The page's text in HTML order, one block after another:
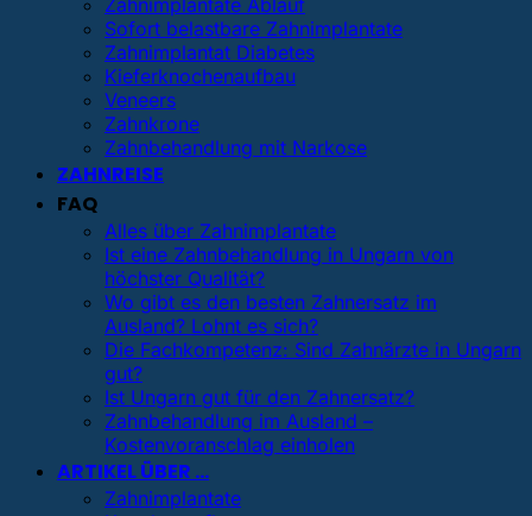
Sofort belastbare Zahnimplantate
Zahnimplantat Diabetes
Kieferknochenaufbau
Veneers
Zahnkrone
Zahnbehandlung mit Narkose
ZAHNREISE
FAQ
Alles über Zahnimplantate
Ist eine Zahnbehandlung in Ungarn von
höchster Qualität?
Wo gibt es den besten Zahnersatz im
Ausland? Lohnt es sich?
Die Fachkompetenz: Sind Zahnärzte in Ungarn
gut?
Ist Ungarn gut für den Zahnersatz?
Zahnbehandlung im Ausland –
Kostenvoranschlag einholen
ARTIKEL ÜBER …
Zahnimplantate